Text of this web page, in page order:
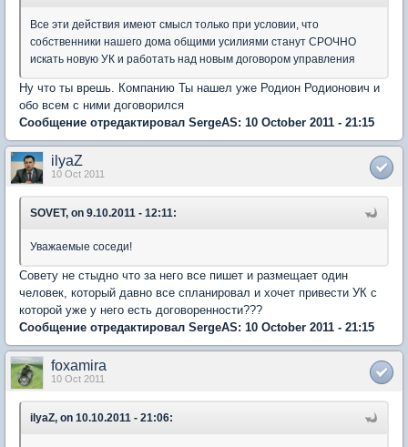
Все эти действия имеют смысл только при условии, что
собственники нашего дома общими усилиями станут СРОЧНО
искать новую УК и работать над новым договором управления
Ну что ты врешь. Компанию Ты нашел уже Родион Родионович и
обо всем с ними договорился
Сообщение отредактировал SergeAS: 10 October 2011 - 21:15
ilyaZ
10 Oct 2011
SOVET, on 9.10.2011 - 12:11:
Уважаемые соседи!
Совету не стыдно что за него все пишет и размещает один
человек, который давно все спланировал и хочет привести УК с
которой уже у него есть договоренности???
Сообщение отредактировал SergeAS: 10 October 2011 - 21:15
foxamira
10 Oct 2011
ilyaZ, on 10.10.2011 - 21:06: